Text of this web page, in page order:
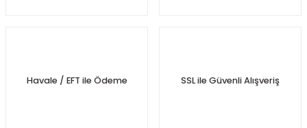
Havale / EFT ile Ödeme SSL ile Güvenli Alışveriş